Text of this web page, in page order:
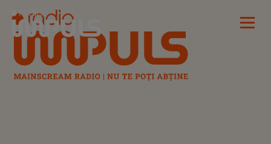
Radio Impuls